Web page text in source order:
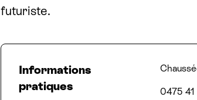
futuriste.
Informations
pratiques
0475 41
Email
Site